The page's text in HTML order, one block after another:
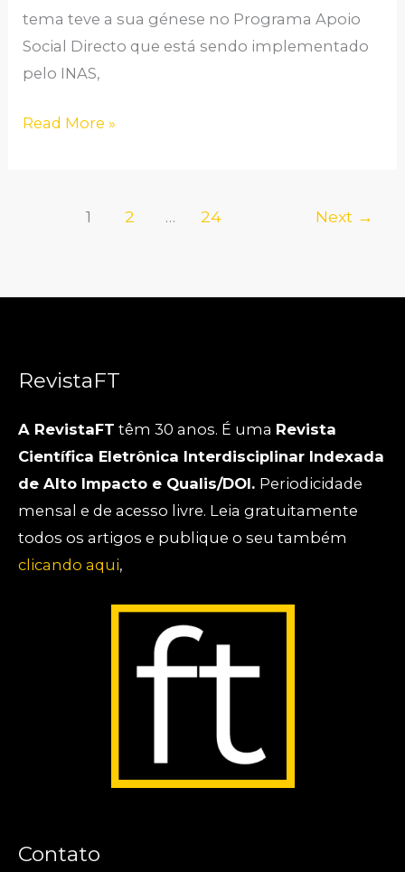
tema teve a sua génese no Programa Apoio
Social Directo que está sendo implementado
pelo INAS,
CASO
DO
DISTRITO
Read More »
1 2 … 24 Next →
RevistaFT
A RevistaFT têm 30 anos. É uma Revista
Científica Eletrônica Interdisciplinar Indexada
de Alto Impacto e Qualis/DOI. Periodicidade
mensal e de acesso livre. Leia gratuitamente
todos os artigos e publique o seu também
clicando aqui,
Contato